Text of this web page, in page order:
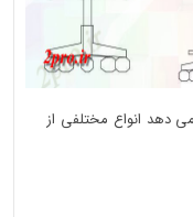
دهد انواع مختلفی از